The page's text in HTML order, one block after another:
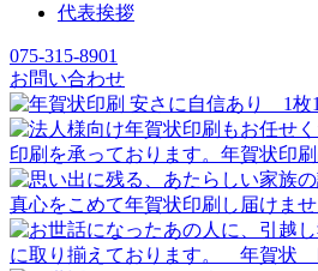
代表挨拶
075-315-8901
お問い合わせ